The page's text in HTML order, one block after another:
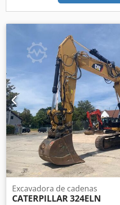
Excavadora de cadenas
CATERPILLAR324ELN